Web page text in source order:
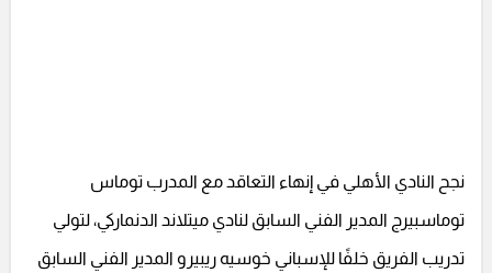
نجح النادي الأهلي في إنهاء التعاقد مع المدرب توماس
توماسبيرج المدير الفني السابق لنادي ميتلاند الدنماركي، لتولي
تدريب الفريق خلفًا للإسباني خوسيه ريبيرو المدير الفني السابق